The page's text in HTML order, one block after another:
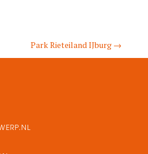
Park Rieteiland IJburg →